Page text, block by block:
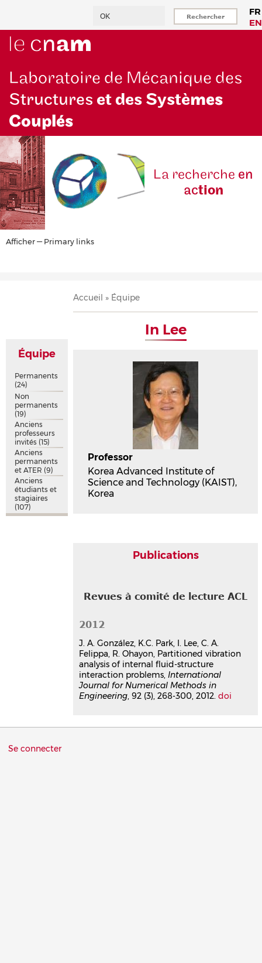
principal
FR
EN
Laboratoire de Mécanique des
Structures et des Systèmes
Couplés
La recherche en
action
Primary
Afficher — Primary links
Fil
d'Ariane
Accueil Équipe
In Lee
Professor
Korea Advanced Institute of
Science and Technology (KAIST),
Korea
Publications
Revues à comité de lecture ACL
2012
J. A. González, K.C. Park, I. Lee, C. A.
Felippa, R. Ohayon, Partitioned vibration
analysis of internal fluid-structure
interaction problems,International
Journal for Numerical Methods in
Engineering, 92 (3), 268-300, 2012.doi
Équipe
Permanents
(24)
Non
permanents
(19)
Anciens
professeurs
invités (15)
Anciens
permanents
et ATER (9)
Anciens
étudiants et
stagiaires
(107)
Menu
Se connecter